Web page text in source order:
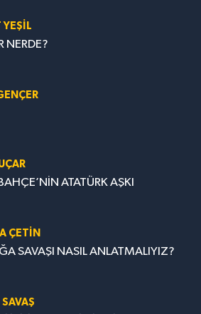
YEŞİL
NERDE?
ATATÜRK AŞKI
ÇETİN
SAVAŞI NASIL ANLATMALIYIZ?